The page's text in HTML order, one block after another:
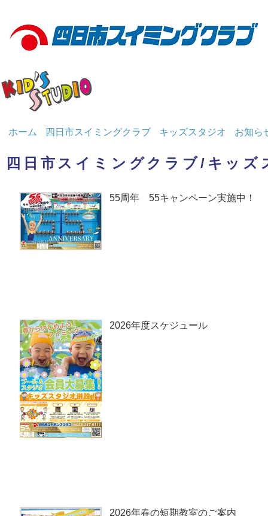
ホーム 四日市スイミングクラブ キッズスタジオ お知ら
四日市スイミングクラブ/キッズ
55周年 55キャンペーン実施中！
2026年度スケジュール
2026年春の短期教室のご案内